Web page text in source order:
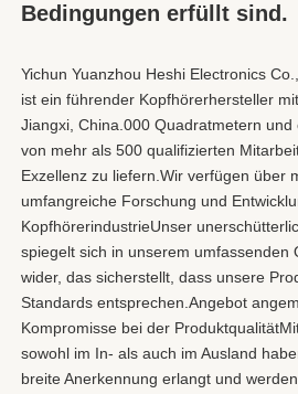
Bedingungen erfüllt sind.
Yichun Yuanzhou Heshi Electronics
ist ein führender Kopfhörerhersteller
Jiangxi, China.000 Quadratmetern und
von mehr als 500 qualifizierten
Exzellenz zu liefern.Wir verfügen über
umfangreiche Forschung und
KopfhörerindustrieUnser
spiegelt sich in unserem umfassenden
wider, das sicherstellt, dass unsere
Standards entsprechen.Angebot
Kompromisse bei der
sowohl im In- als auch im Ausland
breite Anerkennung erlangt und